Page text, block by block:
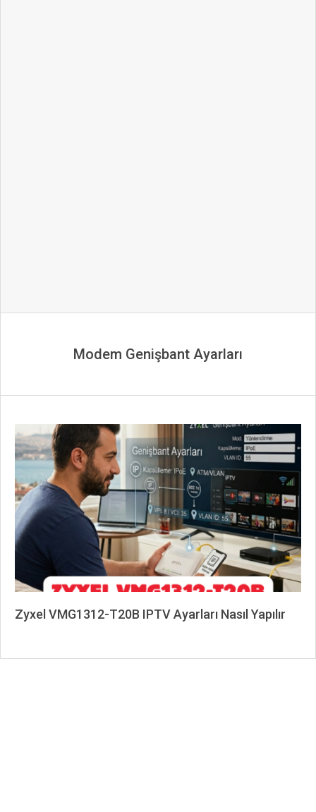
Modem Genişbant Ayarları
Zyxel VMG1312-T20B IPTV Ayarları Nasıl Yapılır